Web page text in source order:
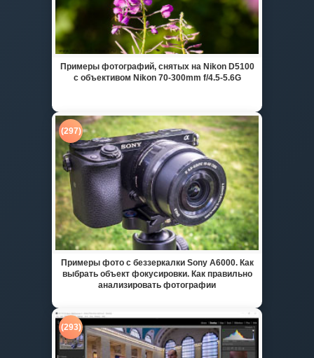
Примеры фотографий, снятых на Nikon D5100
с объективом Nikon 70-300mm f/4.5-5.6G
(297)
Примеры фото с беззеркалки Sony A6000. Как
выбрать объект фокусировки. Как правильно
анализировать фотографии
(293)